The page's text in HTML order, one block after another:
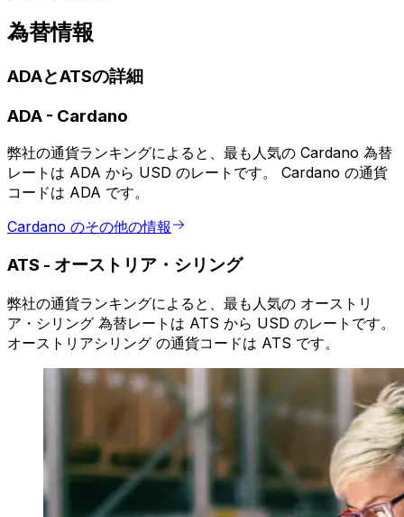
為替情報
ADAとATSの詳細
ADA - Cardano
弊社の通貨ランキングによると、最も人気の Cardano 為替
レートは ADA から USD のレートです。 Cardano の通貨
コードは ADA です。
Cardano のその他の情報
ATS - オーストリア・シリング
弊社の通貨ランキングによると、最も人気の オーストリ
ア・シリング 為替レートは ATS から USD のレートです。
オーストリアシリング の通貨コードは ATS です。